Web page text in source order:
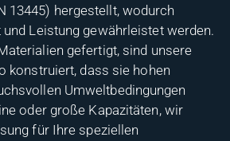
13445) hergestellt, wodurch
Leistung gewährleistet werden.
gefertigt, sind unsere
konstruiert, dass sie hohen
Umweltbedingungen
oder große Kapazitäten, wir
für Ihre speziellen